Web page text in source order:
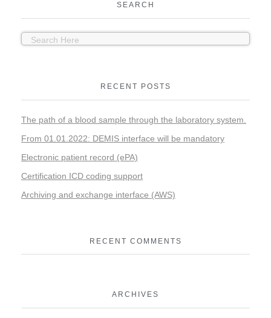
SEARCH
RECENT POSTS
The path of a blood sample through the laboratory system.
From 01.01.2022: DEMIS interface will be mandatory
Electronic patient record (ePA)
Certification ICD coding support
Archiving and exchange interface (AWS)
RECENT COMMENTS
ARCHIVES